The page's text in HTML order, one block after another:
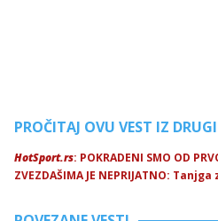
PROČITAJ OVU VEST IZ
HotSport.rs: POKRADENI SMO OD
ZVEZDAŠIMA JE NEPRIJATNO: